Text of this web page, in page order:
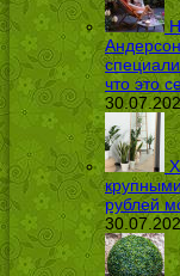
что это
рублей